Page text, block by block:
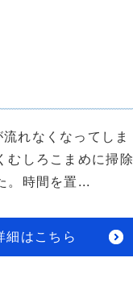
れなくなってしま
むしろこまめに掃除
。時間を置...
細はこちら